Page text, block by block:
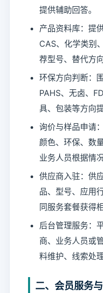
提供辅助回答。
产品资料库：提
CAS、化学类别
荐型号、替代方
环保方向判断：
PAHS、无卤、
具、包装等方向
询价与样品申请
颜色、环保、数
业务人员根据情
供应商入驻：供
品、型号、应用
同服务套餐获得
后台管理服务：
商、业务人员或
料维护、线索处
二、会员服务